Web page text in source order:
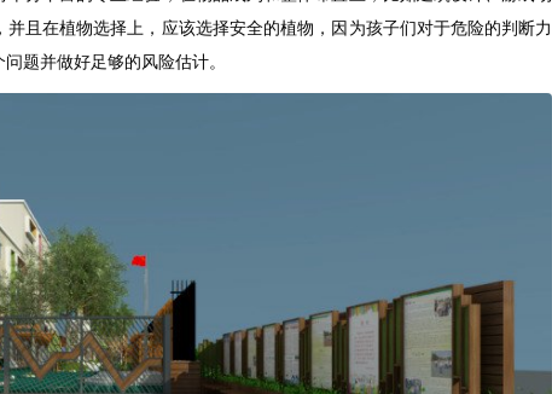
且在植物选择上，应该选择安全的植物，因为孩子们对于危险的判断力
题并做好足够的风险估计。